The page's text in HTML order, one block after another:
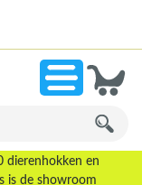
»13.945
dierenhokken en
is de showroom